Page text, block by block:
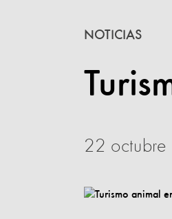
NOTICIAS
22